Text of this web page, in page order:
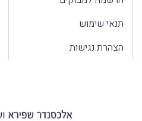
תנאי שימוש
הצהרת נגישות